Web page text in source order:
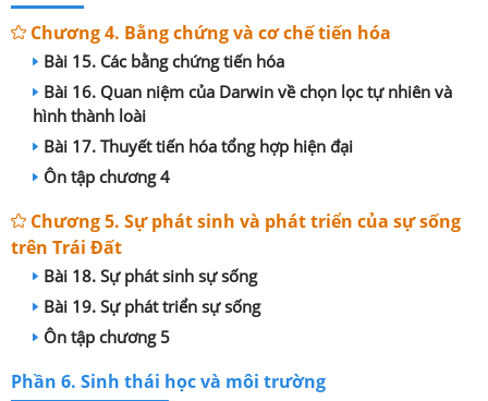
Chương 4. Bằng chứng và cơ chế tiến hóa
Bài 15. Các bằng chứng tiến hóa
Bài 16. Quan niệm của Darwin về chọn lọc tự nhiên và
hình thành loài
Bài 17. Thuyết tiến hóa tổng hợp hiện đại
Ôn tập chương 4
Chương 5. Sự phát sinh và phát triển của sự sống
trên Trái Đất
Bài 18. Sự phát sinh sự sống
Bài 19. Sự phát triển sự sống
Ôn tập chương 5
Phần 6. Sinh thái học và môi trường